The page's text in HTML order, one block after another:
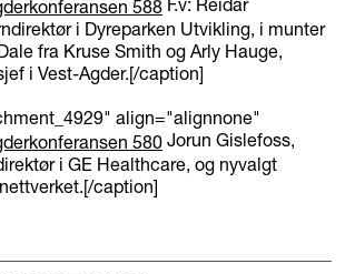
F.v: Reidar
i Dyreparken Utvikling, i munter
fra Kruse Smith og Arly Hauge,
i Vest-Agder.[/caption]
align="alignnone"
Jorun Gislefoss,
i GE Healthcare, og nyvalgt
caption]